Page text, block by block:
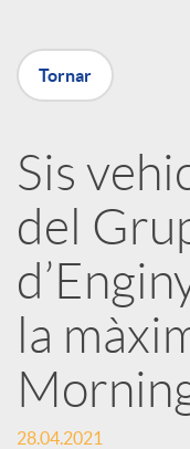
X
r
x
e
s
Tornar
Sis
del
la
28.04.2021